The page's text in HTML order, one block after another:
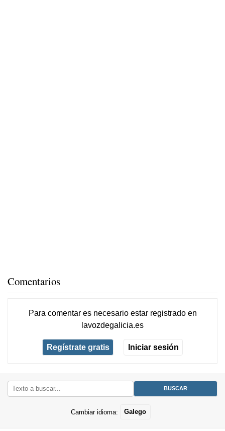
Comentarios
Para comentar es necesario estar registradoen
lavozdegalicia.es
Regístrate gratis Iniciar sesión
Cambiar idioma: Galego